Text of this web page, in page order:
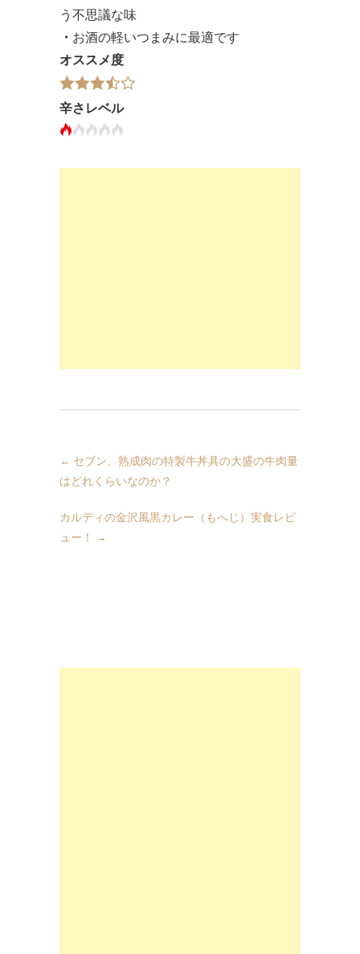
う不思議な味
・ お酒の軽いつまみに最適です
オススメ度
辛さレベル
← セブン、熟成肉の特製牛丼具の大盛の牛肉量
はどれくらいなのか？
カルディの金沢風黒カレー（もへじ）実食レビ
ュー！
→